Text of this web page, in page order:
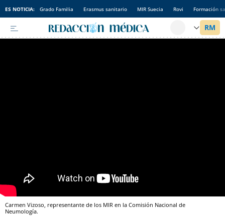
ES NOTICIA: Grado Familia Erasmus sanitario MIR Suecia Rovi Formación
Carmen Vizoso, representante de los MIR en la Comisión Nacional de
Neumología.